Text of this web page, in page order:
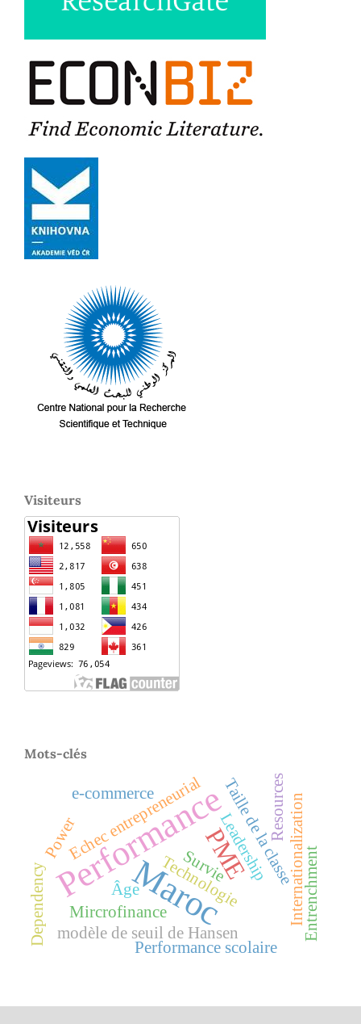
Visiteurs
Mots-clés
Maroc
Performance
PME
Echec entrepreneurial
modèle de seuil de Hansen
Taille de la classe
Performance scolaire
Internationalization
Survie
Mircrofinance
Leadership
Technologie
Resources
e-commerce
Entrenchment
Power
Dependency Âge